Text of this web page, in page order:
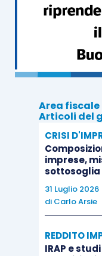
prestito
vigilanza,
possibile
di 24
dal
alla
la
richieste
Area fiscale
Articoli del
CRISI
imprese,
sottosoglia
31 Luglio 2026
di Carlo Arsie
REDDITO
IRAP e